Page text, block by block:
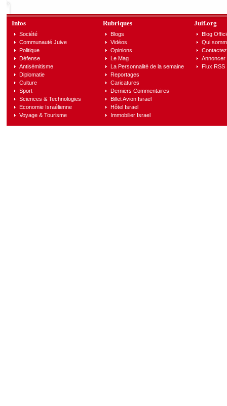
Infos
Société
Communauté Juive
Politique
Défense
Antisémitisme
Diplomatie
Culture
Sport
Sciences & Technologies
Economie Israélienne
Voyage & Tourisme
Rubriques
Blogs
Vidéos
Opinions
Le Mag
La Personnalité de la semaine
Reportages
Caricatures
Derniers Commentaires
Billet Avion Israel
Hôtel Israel
Immobilier Israel
Juif.org
Blog
Qui
Annoncer
Flux RSS